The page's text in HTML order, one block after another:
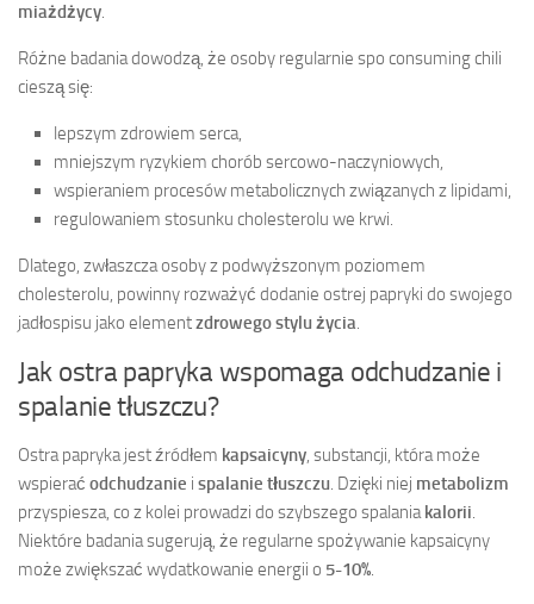
miażdżycy.
Różne badania dowodzą, że osoby regularnie spo consuming chili
cieszą się:
lepszym zdrowiem serca,
mniejszym ryzykiem chorób sercowo-naczyniowych,
wspieraniem procesów metabolicznych związanych z lipidami,
regulowaniem stosunku cholesterolu we krwi.
Dlatego, zwłaszcza osoby z podwyższonym poziomem
cholesterolu, powinny rozważyć dodanie ostrej papryki do swojego
jadłospisu jako elementzdrowego stylu życia.
Jak ostra papryka wspomaga odchudzanie i
spalanie tłuszczu?
Ostra papryka jest źródłem kapsaicyny, substancji, która może
wspierać odchudzanie i spalanie tłuszczu. Dzięki niej metabolizm
przyspiesza, co z kolei prowadzi do szybszego spalaniakalorii.
Niektóre badania sugerują, że regularne spożywanie kapsaicyny
może zwiększać wydatkowanie energii o 5-10%.